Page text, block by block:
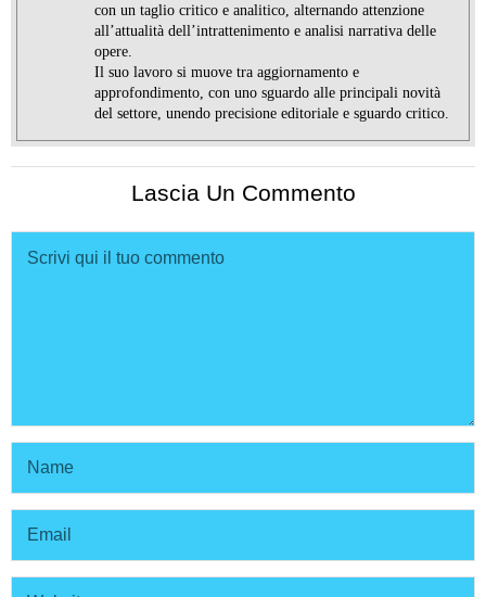
con un taglio critico e analitico, alternando attenzione
all’attualità dell’intrattenimento e analisi narrativa delle
opere.
Il suo lavoro si muove tra aggiornamento e
approfondimento, con uno sguardo alle principali novità
del settore, unendo precisione editoriale e sguardo critico.
Lascia Un Commento